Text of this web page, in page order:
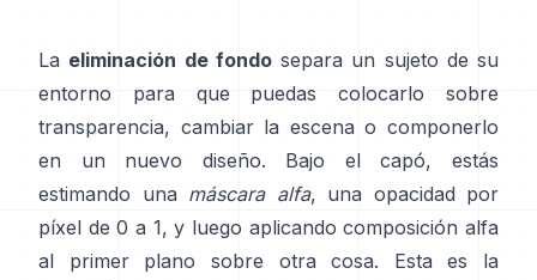
La eliminación de fondosepara un sujeto de su
entorno para que puedas colocarlo sobre
transparencia, cambiar la escena o componerlo
en un nuevo diseño. Bajo el capó, estás
estimando una máscara alfa, una opacidad por
píxel de 0 a 1, y luego aplicando composición alfa
al primer plano sobre otra cosa. Esta es la